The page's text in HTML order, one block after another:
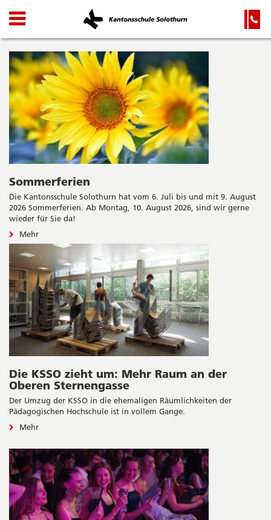
Kanton
Solothurn
Wichtige
Seiten
Startseite
Hauptnavigation
Inhalt
Sitemap
Suche
Navigation
und
Suche
Navigation
KSSO
Sommerferien
Die Kantonsschule Solothurn hat vom 6. Juli bis und mit 9. August
2026 Sommerferien. Ab Montag, 10. August 2026, sind wir gerne
wieder für Sie da!
Mehr
Die KSSO zieht um: Mehr Raum an der
Oberen Sternengasse
Der Umzug der KSSO in die ehemaligen Räumlichkeiten der
Pädagogischen Hochschule ist in vollem Gange.
Mehr